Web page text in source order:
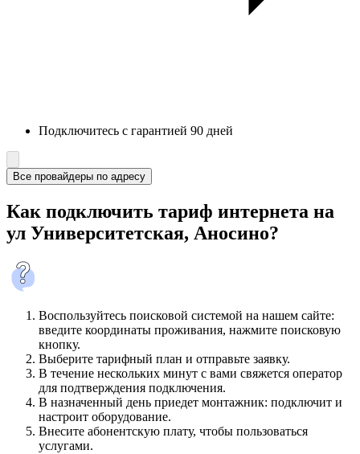
Подключитесь с гарантией 90 дней
Все провайдеры по адресу
Как подключить тариф интернета на
ул Университетская, Аносино?
Воспользуйтесь поисковой системой на нашем сайте:
введите координаты проживания, нажмите поисковую
кнопку.
Выберите тарифный план и отправьте заявку.
В течение нескольких минут с вами свяжется оператор
для подтверждения подключения.
В назначенный день приедет монтажник: подключит и
настроит оборудование.
Внесите абонентскую плату, чтобы пользоваться
услугами.